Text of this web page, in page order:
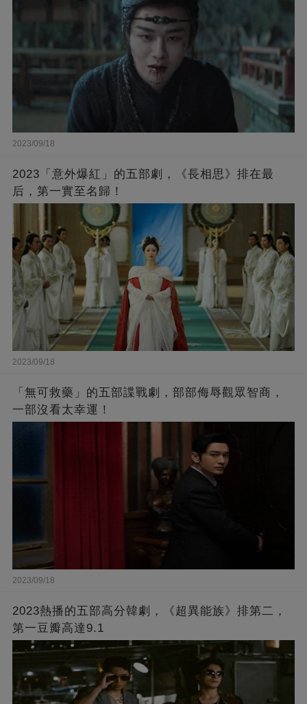
2023/09/18
2023「意外爆紅」的五部劇，《長相思》排在最
后，第一實至名歸！
2023/09/18
「無可救藥」的五部諜戰劇，部部侮辱觀眾智商，
一部沒看太幸運！
2023/09/18
2023熱播的五部高分韓劇，《超異能族》排第二，
第一豆瓣高達9.1